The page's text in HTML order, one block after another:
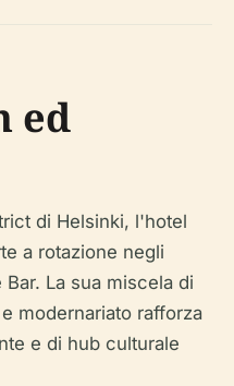
ed
di Helsinki, l'hotel
a rotazione negli
La sua miscela di
modernariato rafforza
e di hub culturale